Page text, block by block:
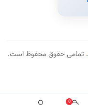
0
. تمامی حقوق محفوظ است.